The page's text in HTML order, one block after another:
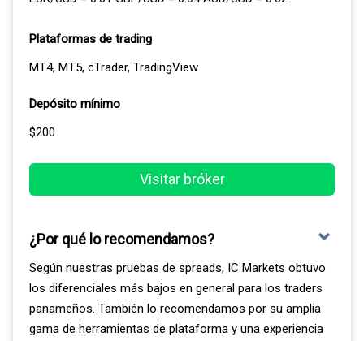
agregador propietario los pone a competir para
PLATAFORMAS E INFRAESTRUCTURA
Opera con MetaTrader 4 y MetaTrader 5, además de
cTrader y TradingView. Su infraestructura se apoya en el
data center Equinix de Nueva York para conectarse
Tokio o Hong Kong. Esa arquitectura explica los tiempos
de ejecución que medimos.
Plataformas de trading
MT4, MT5, cTrader, TradingView
Depósito mínimo
$200
Visitar bróker
¿Por qué lo recomendamos?
Según nuestras pruebas de spreads, IC Markets obtuvo
los diferenciales más bajos en general para los traders
panameños. También lo recomendamos por su amplia
gama de herramientas de plataforma y una experiencia